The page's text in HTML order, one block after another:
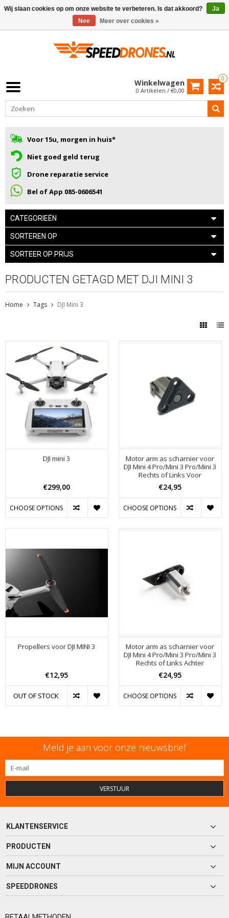
0
Winkelwagen
0 Artikelen / €0,00
Voor 15u, morgen in huis*
Niet goed geld terug
Drone reparatie service
Bel of App 085-0606541
CATEGORIEËN
SORTEREN OP
SORTEER OP PRIJS
PRODUCTEN GETAGD MET DJI MINI 3
Home Tags DJI Mini 3
DJI mini 3
€299,00
CHOOSE OPTIONS
Motor arm as scharnier voor
DJI Mini 4 Pro/Mini 3 Pro/Mini 3
Rechts of Links Voor
€24,95
CHOOSE OPTIONS
Propellers voor DJI MINI 3
€12,95
OUT OF STOCK
Motor arm as scharnier voor
DJI Mini 4 Pro/Mini 3 Pro/Mini 3
Rechts of Links Achter
€24,95
CHOOSE OPTIONS
Meld je aan voor onze nieuwsbrief
VERSTUUR
KLANTENSERVICE
PRODUCTEN
MIJN ACCOUNT
SPEEDDRONES
Wij slaan cookies op om onze website te verbeteren. Is dat akkoord?
Ja
Nee
Meer over cookies »